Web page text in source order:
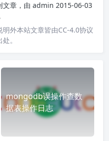
文章，由 admin 2015-06-03
明外本站文章皆由CC-4.0协议
。
mongodb误操作查数
据表操作日志